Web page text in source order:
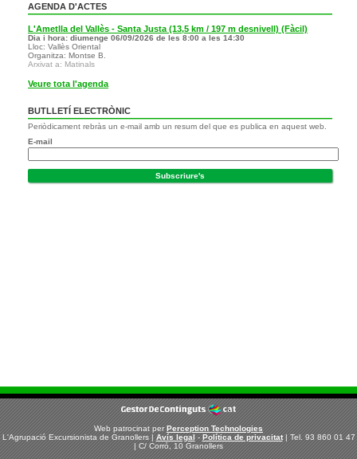
AGENDA D'ACTES
L'Ametlla del Vallès - Santa Justa (13,5 km / 197 m desnivell) (Fàcil)
Dia i hora: diumenge 06/09/2026 de les 8:00 a les 14:30
Lloc: Vallès Oriental
Organitza: Montse B.
Arxivat a: Matinals
Veure tota l'agenda
BUTLLETÍ ELECTRÒNIC
Periòdicament rebràs un e-mail amb un resum del que es publica en aquest web.
E-mail
Web patrocinat perPerception Technologies
L'Agrupació Excursionista de Granollers |Avís legal-Política de privacitat| Tel. 93 860 01 47
| C/ Corró, 10 Granollers